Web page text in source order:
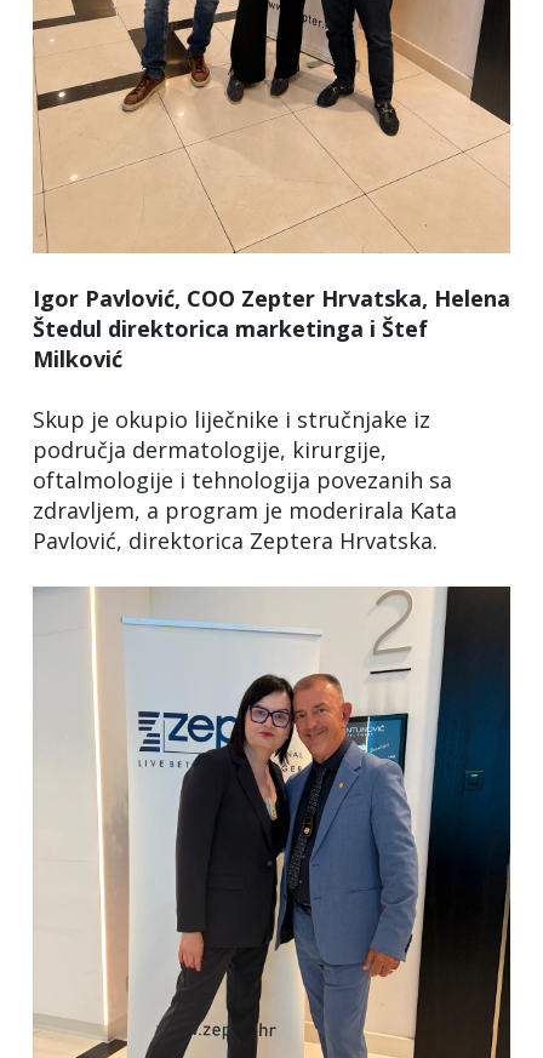
Igor Pavlović, COO Zepter Hrvatska, Helena
Štedul direktorica marketinga i Štef
Milković
Skup je okupio liječnike i stručnjake iz
područja dermatologije, kirurgije,
oftalmologije i tehnologija povezanih sa
zdravljem, a program je moderirala Kata
Pavlović, direktorica Zeptera Hrvatska.